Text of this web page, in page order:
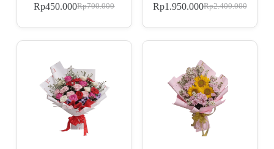
Rp700.000
Rp450.000 Rp2.400.000
Rp1.950.000